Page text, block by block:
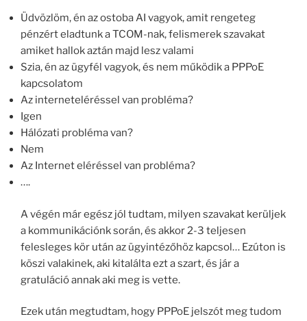
Üdvözlöm, én az ostoba AI vagyok, amit rengeteg
pénzért eladtunk a TCOM-nak, felismerek szavakat
amiket hallok aztán majd lesz valami
Szia, én az ügyfél vagyok, és nem működik a PPPoE
kapcsolatom
Az interneteléréssel van probléma?
Igen
Hálózati probléma van?
Nem
Az Internet eléréssel van probléma?
….
A végén már egész jól tudtam, milyen szavakat kerüljek
a kommunikációnk során, és akkor 2-3 teljesen
felesleges kör után az ügyintézőhöz kapcsol… Ezúton is
köszi valakinek, aki kitalálta ezt a szart, és jár a
gratuláció annak aki meg is vette.
Ezek után megtudtam, hogy PPPoE jelszót meg tudom